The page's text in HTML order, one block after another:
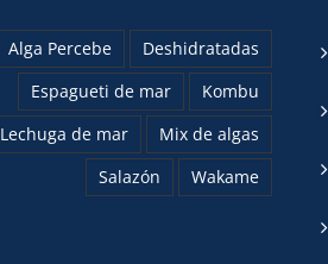
Alga Percebe
Deshidratadas
Espagueti de mar
Kombu
Lechuga de mar
Mix de algas
Salazón
Wakame